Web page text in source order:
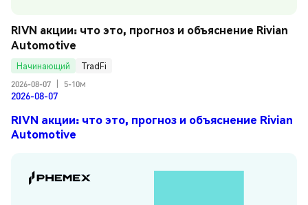
RIVN акции: что это, прогноз и объяснение Rivian
Automotive
Начинающий
TradFi
2026-08-07
5-10м
2026-08-07
RIVN акции: что это, прогноз и объяснение Rivian
Automotive